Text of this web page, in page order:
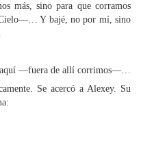
más, sino para que corramos
Y bajé, no por mí, sino
—fuera de allí corrimos—…
Se acercó a Alexey. Su